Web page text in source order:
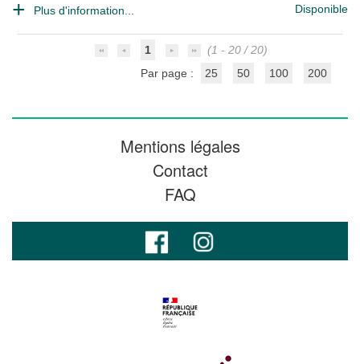
Plus d'information... Disponible
1
(1 - 20 / 20)
Par page :
25 50 100 200
Mentions légales
Contact
FAQ